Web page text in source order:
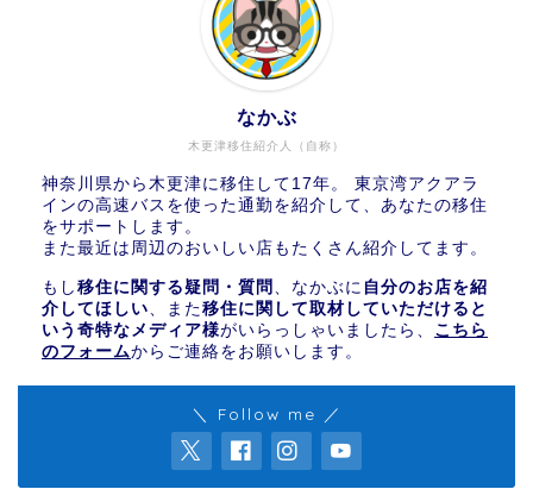
木更津移住紹介人（自称）
なかぶ
神奈川県から木更津に移住して17年。 東京湾アクアラ
インの高速バスを使った通勤を紹介して、あなたの移住
をサポートします。
また最近は周辺のおいしい店もたくさん紹介してます。
もし 移住に関する疑問・質問 、なかぶに 自分のお店を紹
介してほしい 、また移住に関して取材していただけると
いう奇特なメディア様がいらっしゃいましたら、 こちら
のフォームからご連絡をお願いします。
＼ Follow me ／